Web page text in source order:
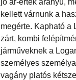
kellett várnunk a
megérte. Kapható a
zárt, kombi
járműveknek a
személyes
vagány platós